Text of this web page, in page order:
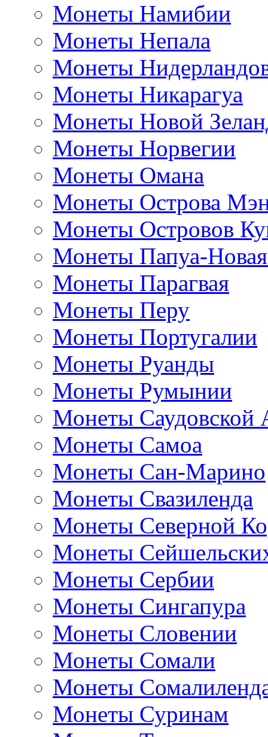
Монеты Намибии
Монеты Непала
Монеты
Монеты Никарагуа
Монеты Новой
Монеты Норвегии
Монеты Омана
Монеты Острова
Монеты Островов
Монеты Папуа-
Монеты Парагвая
Монеты Перу
Монеты Португалии
Монеты Руанды
Монеты Румынии
Монеты Саудовской
Монеты Самоа
Монеты Сан-Марино
Монеты Свазиленда
Монеты Северной
Монеты
Монеты Сербии
Монеты Сингапура
Монеты Словении
Монеты Сомали
Монеты
Монеты Суринам